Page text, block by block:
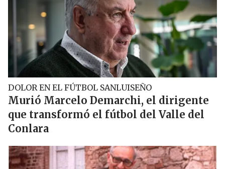
DOLOR EN EL FÚTBOL SANLUISEÑO
Murió Marcelo Demarchi, el dirigente
que transformó el fútbol del Valle del
Conlara